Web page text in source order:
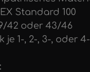
Standard 100
42 oder 43/46
je 1-, 2-, 3-, oder